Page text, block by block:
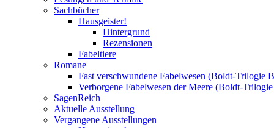
Sachbücher
Hausgeister!
Hintergrund
Rezensionen
Fabeltiere
Romane
Fast verschwundene Fabelwesen (Boldt-Trilogie
Verborgene Fabelwesen der Meere (Boldt-
SagenReich
Aktuelle Ausstellung
Vergangene Ausstellungen